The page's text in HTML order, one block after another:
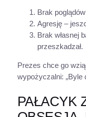
Brak
Agresję –
Brak własnej
przeszkadzał.
Prezes chce go
wypożyczalni: „Byle
PAŁACYK